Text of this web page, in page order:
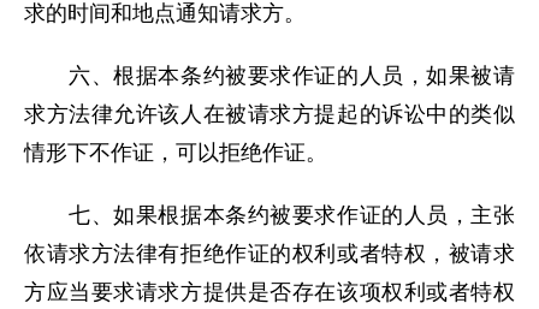
求的时间和地点通知请求方。
六、根据本条约被要求作证的人员，如果被请
求方法律允许该人在被请求方提起的诉讼中的类似
情形下不作证，可以拒绝作证。
七、如果根据本条约被要求作证的人员，主张
依请求方法律有拒绝作证的权利或者特权，被请求
方应当要求请求方提供是否存在该项权利或者特权